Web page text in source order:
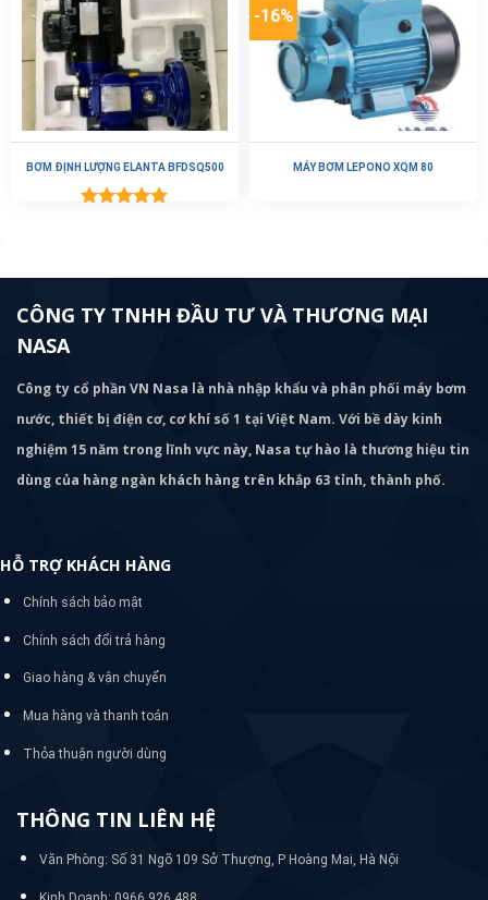
BƠM ĐỊNH LƯỢNG ELANTA BFDSQ500
-16%
MÁY BƠM LEPONO XQM 80
CÔNG TY TNHH ĐẦU TƯ VÀ THƯƠNG MẠI
NASA
Công ty cổ phần VN Nasa là nhà nhập khẩu và phân phối máy bơm
nước, thiết bị điện cơ, cơ khí số 1 tại Việt Nam. Với bề dày kinh
nghiệm 15 năm trong lĩnh vực này, Nasa tự hào là thương hiệu tin
dùng của hàng ngàn khách hàng trên khắp 63 tỉnh, thành phố.
HỖ TRỢ KHÁCH HÀNG
Chính sách bảo mật
Chính sách đổi trả hàng
Giao hàng & vận chuyển
Mua hàng và thanh toán
Thỏa thuận người dùng
THÔNG TIN LIÊN HỆ
Văn Phòng: Số 31 Ngõ 109 Sở Thượng, P Hoàng Mai, Hà Nội